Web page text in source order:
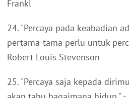
Frankl
24. "Percaya pada keabadian
pertama-tama perlu untuk
Robert Louis Stevenson
25. "Percaya saja kepada